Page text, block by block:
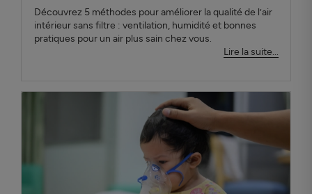
Découvrez 5 méthodes pour améliorer la qualité de l’air
intérieur sans filtre : ventilation, humidité et bonnes
pratiques pour un air plus sain chez vous.
Lire la suite...